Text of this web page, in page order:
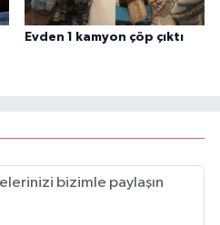
Evden 1 kamyon çöp çıktı